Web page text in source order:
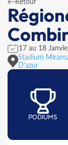
17 au 18
Stadium
D'azur
PODIUMS